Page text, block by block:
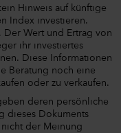
Hinweis auf künftige
Index investieren.
Der Wert und Ertrag von
ihr investiertes
Diese Informationen
Beratung noch eine
oder zu verkaufen.
deren persönliche
dieses Dokuments
der Meinung